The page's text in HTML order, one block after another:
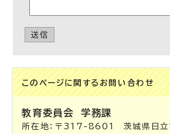
送信
このページに関する お問い合わせ
教育委員会学務課
所在地：〒317-8601 茨城県日立